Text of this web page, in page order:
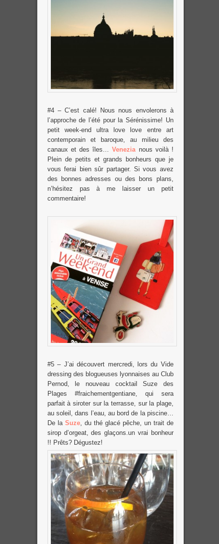
#4 – C’est calé! Nous nous envolerons à
l’approche de l’été pour la Sérénissime! Un
petit week-end ultra love love entre art
contemporain et baroque, au milieu des
canaux et des îles…Venezia nous voilà !
Plein de petits et grands bonheurs que je
vous ferai bien sûr partager. Si vous avez
des bonnes adresses ou des bons plans,
n’hésitez pas à me laisser un petit
commentaire!
#5 – J’ai découvert mercredi, lors du Vide
dressing des blogueuses lyonnaises au Club
Pernod, le nouveau cocktail Suze des
Plages #fraichementgentiane, qui sera
parfait à siroter sur la terrasse, sur la plage,
au soleil, dans l’eau, au bord de la piscine…
De la Suze, du thé glacé pêche, un trait de
sirop d’orgeat, des glaçons.un vrai bonheur
!! Prêts? Dégustez!